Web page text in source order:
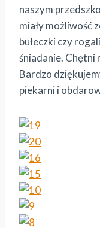
naszym
miały możliwość
bułeczki czy
śniadanie. Chętni
Bardzo
piekarni i